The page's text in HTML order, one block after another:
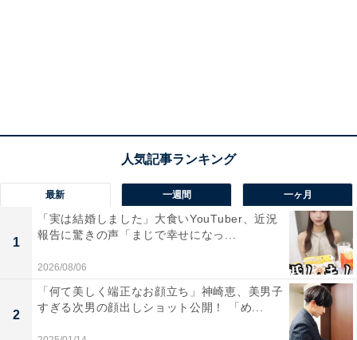
最新 一週間 一ヶ月
1
「実は結婚しました」大食いYouTuber、近況
報告に驚きの声「まじで幸せになっ...
2026/08/06
2
「何て美しく端正なお顔立ち」神崎恵、美男子
すぎる次男の顔出しショット公開！ 「め...